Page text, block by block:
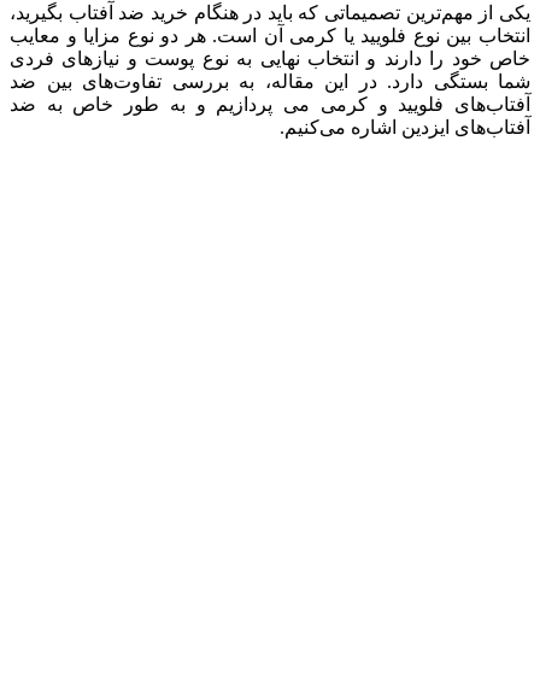
یکی از مهم‌ترین تصمیماتی که باید در هنگام خرید ضد آفتاب بگیرید،
انتخاب بین نوع فلویید یا کرمی آن است. هر دو نوع مزایا و معایب
خاص خود را دارند و انتخاب نهایی به نوع پوست و نیازهای فردی
شما بستگی دارد. در این مقاله، به بررسی تفاوت‌های بین ضد
آفتاب‌های فلویید و کرمی می ‌پردازیم و به طور خاص به ضد
آفتاب‌های ایزدین اشاره می‌کنیم.